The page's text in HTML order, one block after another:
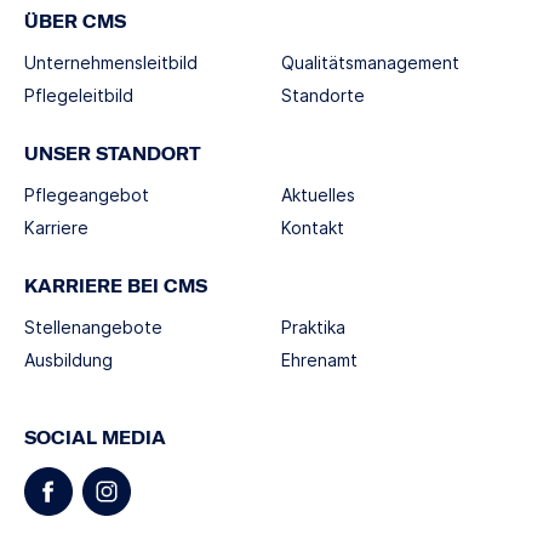
ÜBER CMS
Unternehmensleitbild
Pflegeleitbild
Qualitätsmanagement
Standorte
UNSER STANDORT
Pflegeangebot
Karriere
Aktuelles
Kontakt
KARRIERE BEI CMS
Stellenangebote
Ausbildung
Praktika
Ehrenamt
SOCIAL MEDIA